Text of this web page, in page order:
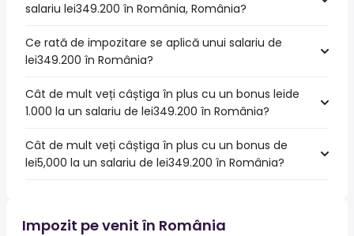
salariu lei349.200 în România, România?
Ce rată de impozitare se aplică unui salariu de
lei349.200 în România?
Cât de mult veți câștiga în plus cu un bonus leide
1.000 la un salariu de lei349.200 în România?
Cât de mult veți câștiga în plus cu un bonus de
lei5,000 la un salariu de lei349.200 în România?
Impozit pe venit în România